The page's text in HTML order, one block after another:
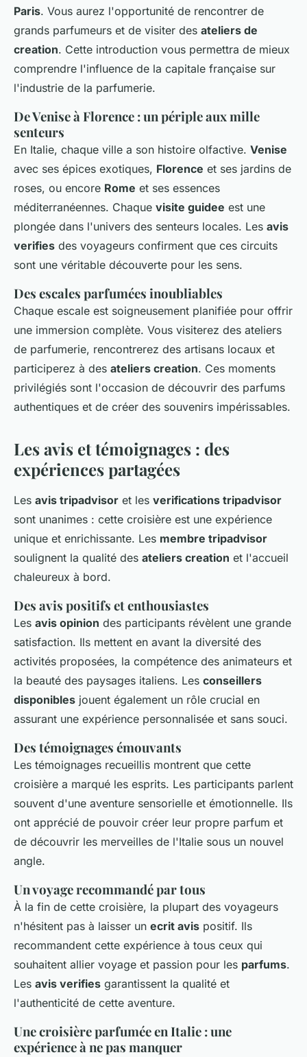
Paris. Vous aurez l'opportunité de rencontrer de
grands parfumeurs et de visiter des ateliers de
creation. Cette introduction vous permettra de mieux
comprendre l'influence de la capitale française sur
l'industrie de la parfumerie.
De Venise à Florence : un périple aux mille
senteurs
En Italie, chaque ville a son histoire olfactive. Venise
avec ses épices exotiques, Florence et ses jardins de
roses, ou encore Rome et ses essences
méditerranéennes. Chaque visite guidee est une
plongée dans l'univers des senteurs locales. Les avis
verifies des voyageurs confirment que ces circuits
sont une véritable découverte pour les sens.
Des escales parfumées inoubliables
Chaque escale est soigneusement planifiée pour offrir
une immersion complète. Vous visiterez des ateliers
de parfumerie, rencontrerez des artisans locaux et
participerez à des ateliers creation. Ces moments
privilégiés sont l'occasion de découvrir des parfums
authentiques et de créer des souvenirs impérissables.
Les avis et témoignages : des
expériences partagées
Les avis tripadvisor et les verifications tripadvisor
sont unanimes : cette croisière est une expérience
unique et enrichissante. Les membre tripadvisor
soulignent la qualité des ateliers creation et l'accueil
chaleureux à bord.
Des avis positifs et enthousiastes
Les avis opinion des participants révèlent une grande
satisfaction. Ils mettent en avant la diversité des
activités proposées, la compétence des animateurs et
la beauté des paysages italiens. Les conseillers
disponibles jouent également un rôle crucial en
assurant une expérience personnalisée et sans souci.
Des témoignages émouvants
Les témoignages recueillis montrent que cette
croisière a marqué les esprits. Les participants parlent
souvent d'une aventure sensorielle et émotionnelle. Ils
ont apprécié de pouvoir créer leur propre parfum et
de découvrir les merveilles de l'Italie sous un nouvel
angle.
Un voyage recommandé par tous
À la fin de cette croisière, la plupart des voyageurs
n'hésitent pas à laisser un ecrit avis positif. Ils
recommandent cette expérience à tous ceux qui
souhaitent allier voyage et passion pour les parfums.
Les avis verifies garantissent la qualité et
l'authenticité de cette aventure.
Une croisière parfumée en Italie : une
expérience à ne pas manquer